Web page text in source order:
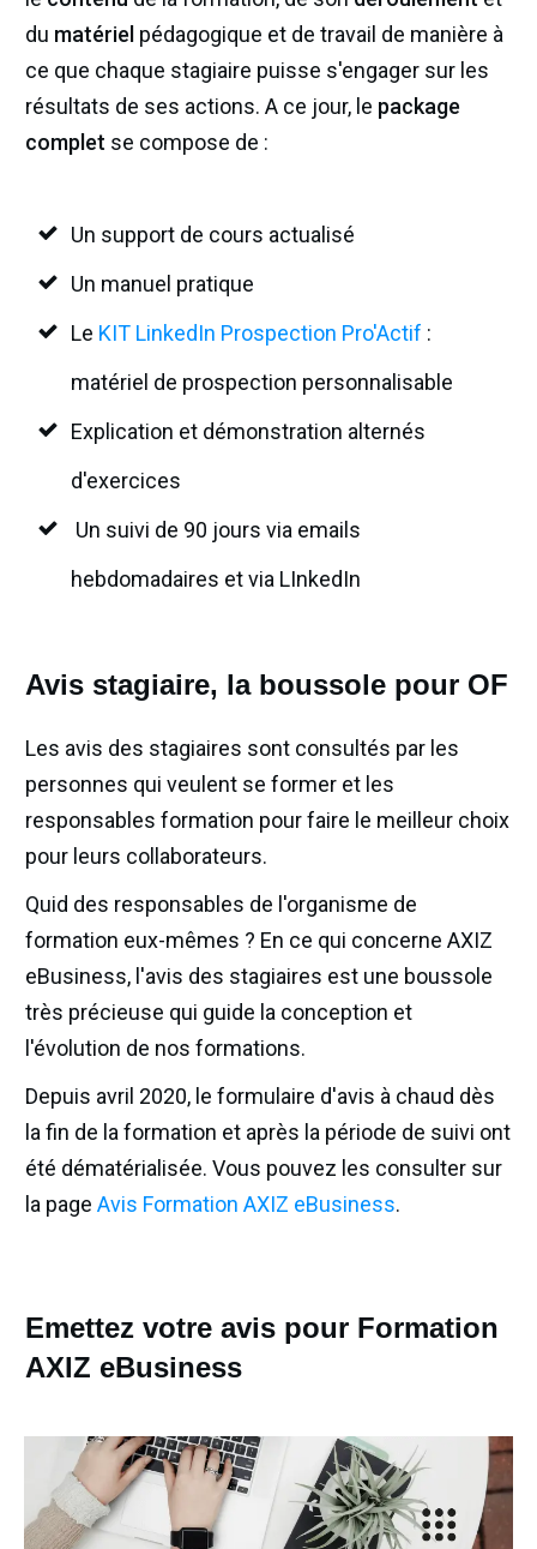
du matériel pédagogique et de travail de manière à
ce que chaque stagiaire puisse s'engager sur les
résultats de ses actions. A ce jour, le package
complet se compose de :
Un support de cours actualisé
Un manuel pratique
Le KIT LinkedIn Prospection Pro'Actif :
matériel de prospection personnalisable
Explication et démonstration alternés
d'exercices
Un suivi de 90 jours via emails
hebdomadaires et via LInkedIn
Avis stagiaire, la boussole pour OF
Les avis des stagiaires sont consultés par les
personnes qui veulent se former et les
responsables formation pour faire le meilleur choix
pour leurs collaborateurs.
Quid des responsables de l'organisme de
formation eux-mêmes ? En ce qui concerne AXIZ
eBusiness, l'avis des stagiaires est une boussole
très précieuse qui guide la conception et
l'évolution de nos formations.
Depuis avril 2020, le formulaire d'avis à chaud dès
la fin de la formation et après la période de suivi ont
été dématérialisée. Vous pouvez les consulter sur
la page Avis Formation AXIZ eBusiness.
Emettez votre avis pour Formation
AXIZ eBusiness